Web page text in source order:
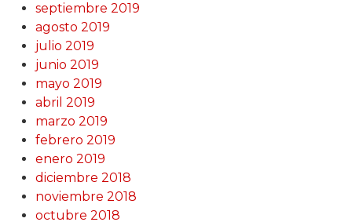
septiembre 2019
agosto 2019
julio 2019
junio 2019
mayo 2019
abril 2019
marzo 2019
febrero 2019
enero 2019
diciembre 2018
noviembre 2018
octubre 2018